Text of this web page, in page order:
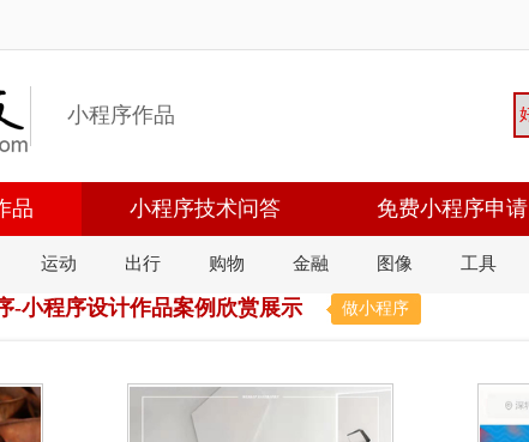
小程序作品
品 小程序技术问答 免费小程序申请
运动 出行 购物 金融 图像 工具
-小程序设计作品案例欣赏展示 做小程序